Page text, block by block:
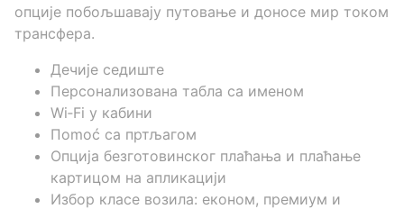
опције побољшавају путовање и доносе мир током
трансфера.
Дечије седиште
Персонализована табла са именом
Wi‑Fi у кабини
Пomoć са пртљагом
Опција безготовинског плаћања и плаћање
картицом на апликацији
Избор класе возила: економ, премиум и